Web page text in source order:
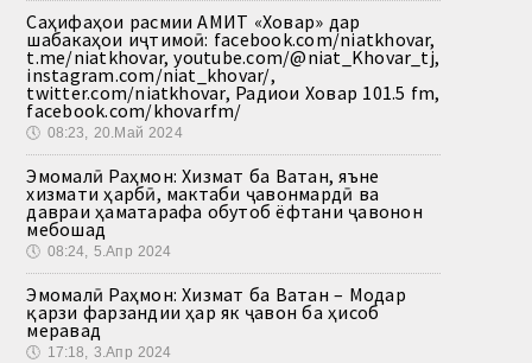
Саҳифаҳои расмии АМИТ «Ховар» дар
шабакаҳои иҷтимоӣ: facebook.com/niatkhovar,
t.me/niatkhovar, youtube.com/@niat_Khovar_tj,
instagram.com/niat_khovar/,
twitter.com/niatkhovar, Радиои Ховар 101.5 fm,
facebook.com/khovarfm/
🕔 08:23, 20.Май 2024
Эмомалӣ Раҳмон: Хизмат ба Ватан, яъне
хизмати ҳарбӣ, мактаби ҷавонмардӣ ва
давраи ҳаматарафа обутоб ёфтани ҷавонон
мебошад
🕔 08:24, 5.Апр 2024
Эмомалӣ Раҳмон: Хизмат ба Ватан – Модар
қарзи фарзандии ҳар як ҷавон ба ҳисоб
меравад
🕔 17:18, 3.Апр 2024